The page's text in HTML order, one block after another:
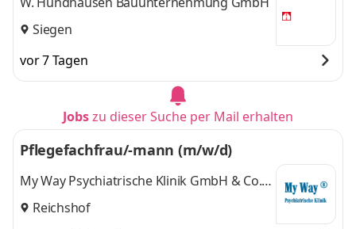
Siegen
vor 7 Tagen
Jobszu dieser Suche per Mail erhalten
Pflegefachfrau/-mann (m/w/d)
My Way Psychiatrische Klinik GmbH & Co.
KGReichshof